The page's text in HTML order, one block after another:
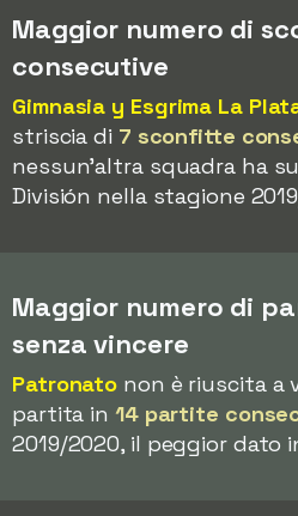
Maggior numero di
consecutive
Gimnasia y Esgrima La
striscia di 7 sconfitte
nessun'altra squadra ha
División nella stagione
Maggior numero di
senza vincere
Patronato non è riuscita a
partita in 14 partite
2019/2020, il peggior dato